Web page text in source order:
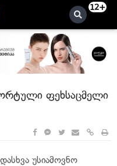
12+
ფეხსაცმელი
უსიამოვნო